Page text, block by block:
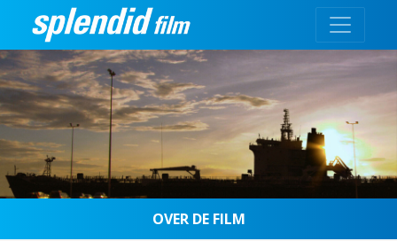
OVER DE FILM